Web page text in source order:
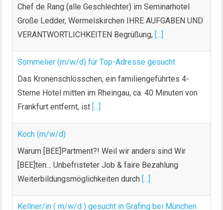
Chef de Rang (alle Geschlechter) im Seminarhotel
Große Ledder, Wermelskirchen IHRE AUFGABEN UND
VERANTWORTLICHKEITEN Begrüßung, [...]
Sommelier (m/w/d) für Top-Adresse gesucht
Das Kronenschlösschen, ein familiengeführtes 4-
Sterne Hotel mitten im Rheingau, ca. 40 Minuten von
Frankfurt entfernt, ist [...]
Koch (m/w/d)
Warum [BEE]Partment?! Weil wir anders sind Wir
[BEE]ten… Unbefristeter Job & faire Bezahlung
Weiterbildungsmöglichkeiten durch [...]
Kellner/in ( m/w/d ) gesucht in Grafing bei München